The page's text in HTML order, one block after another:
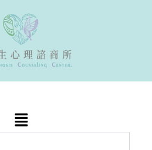
Main